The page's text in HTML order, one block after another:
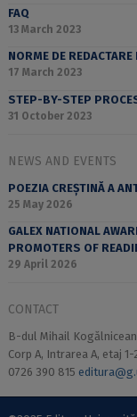
FAQ
13 March 2023
NORME DE
17 March 2023
STEP-BY-STEP
31 October 2023
NEWS AND EVENTS
POEZIA CREȘTINĂ A
25 May 2026
GALEX NATIONAL
PROMOTERS OF
29 April 2026
CONTACT
B-dul Mihail
Corp A, Intrarea A, etaj
0726 390 815